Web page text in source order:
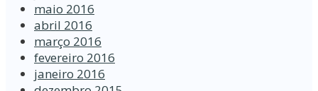
maio 2016
abril 2016
março 2016
fevereiro 2016
janeiro 2016